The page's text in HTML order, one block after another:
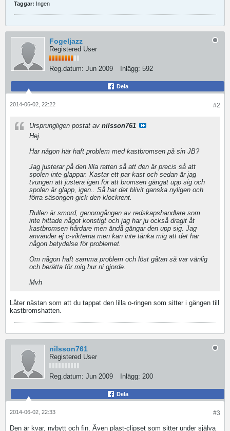
Taggar: Ingen
Fogeljazz
Registered User
Reg.datum: Jun 2009 Inlägg: 592
Dela
#2
2014-06-02, 22:22
Ursprungligen postat av nilsson761
Hej.
Har någon här haft problem med kastbromsen på sin JB?
Jag justerar på den lilla ratten så att den är precis så att
spolen inte glappar. Kastar ett par kast och sedan är jag
tvungen att justera igen för att bromsen gängat upp sig och
spolen är glapp, igen.. Så har det blivit ganska nyligen och
förra säsongen gick den klockrent.
Rullen är smord, genomgången av redskapshandlare som
inte hittade något konstigt och jag har ju också dragit åt
kastbromsen hårdare men ändå gängar den upp sig. Jag
använder ej c-vikterna men kan inte tänka mig att det har
någon betydelse för problemet.
Om någon haft samma problem och löst gåtan så var vänlig
och berätta för mig hur ni gjorde.
Mvh
Låter nästan som att du tappat den lilla o-ringen som sitter i gängen till
kastbromshatten.
nilsson761
Registered User
Reg.datum: Jun 2009 Inlägg: 200
Dela
#3
2014-06-02, 22:33
Den är kvar, nybytt och fin. Även plast-clipset som sitter under själva